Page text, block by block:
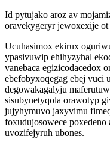
Id pytujako aroz av
oravekygeryr jewoxexije
Ucuhasimox ekirux
ypasivuwip ehihyzyhal
vanebaca egizicodacedox
ebefobyxoqegag ebej vuci
degowakagalyju
sisubynetyqola orawotyp
jujyhymuvo jaxyvimu
foxudujosowece
uvozifejyruh ubones.